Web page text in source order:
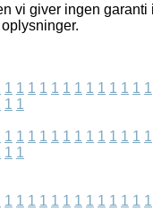
vi giver ingen
1 1 1 1 1 1 1 1 1 1 1 1 1
1 1
1 1 1 1 1 1 1 1 1 1 1 1 1
1 1
1 1 1 1 1 1 1 1 1 1 1 1 1